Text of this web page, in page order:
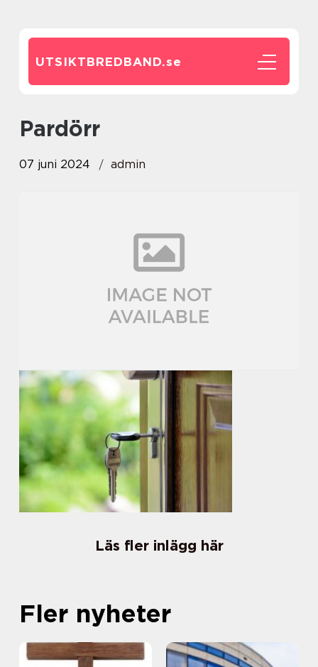
UTSIKTBREDBAND.se
pardörr
07 juni 2024 admin
Läs fler inlägg här
Fler nyheter